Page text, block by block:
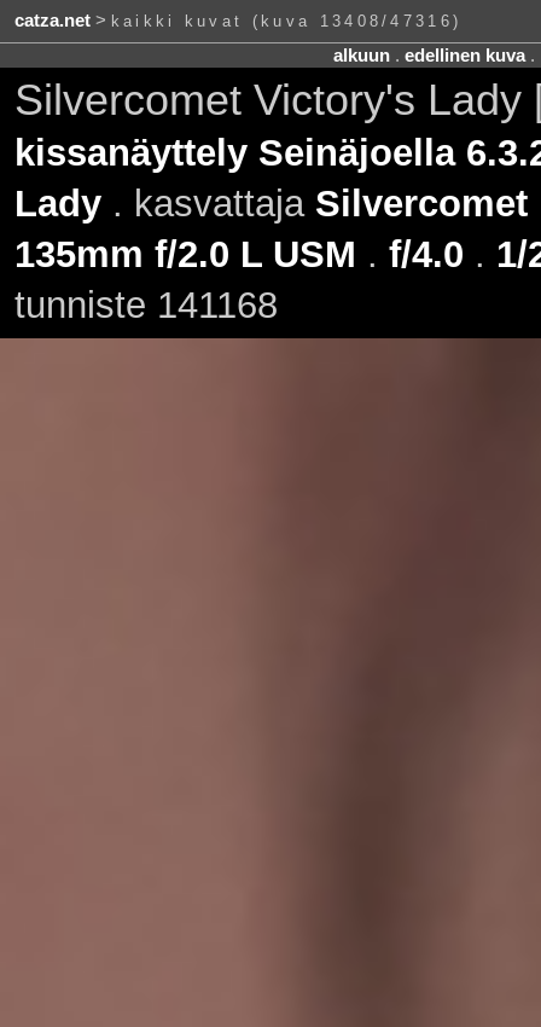
catza.net> kaikki kuvat (kuva 13408/47316)
alkuun. edellinen kuva.
Silvercomet Victory's
kissanäyttely Seinäjoella
Lady. kasvattaja Silvercomet
135mm f/2.0 L USM . f/4.0 . 1/
tunniste 141168